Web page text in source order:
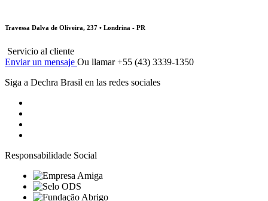
Travessa Dalva de Oliveira, 237 • Londrina - PR
Servicio al cliente
Enviar un mensaje Ou llamar +55 (43) 3339-1350
Siga a Dechra Brasil en las redes sociales
Responsabilidade Social